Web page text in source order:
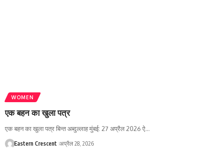
WOMEN
एक बहन का खुला पत्र
एक बहन का खुला पत्र बिन्त अब्दुल्लाह मुंबई: 27 अप्रैल 2026 ऐ…
Eastern Crescent अप्रैल 28, 2026